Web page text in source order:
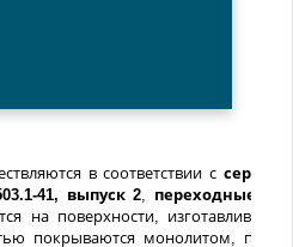
в соответствии с
41, выпуск 2, переходные
на поверхности,
покрываются монолитом,